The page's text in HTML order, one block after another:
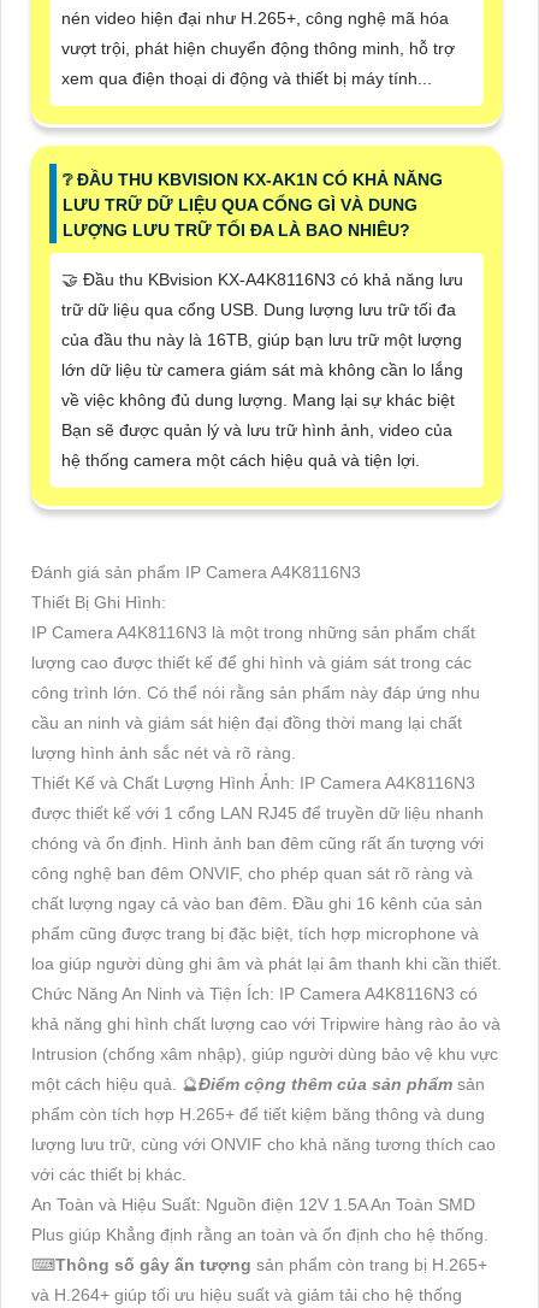
nén video hiện đại như H.265+, công nghệ mã hóa
vượt trội, phát hiện chuyển động thông minh, hỗ trợ
xem qua điện thoại di động và thiết bị máy tính...
❔ ĐẦU THU KBVISION KX-AK1N CÓ KHẢ NĂNG
LƯU TRỮ DỮ LIỆU QUA CỔNG GÌ VÀ DUNG
LƯỢNG LƯU TRỮ TỐI ĐA LÀ BAO NHIÊU?
🤝 Đầu thu KBvision KX-A4K8116N3 có khả năng lưu
trữ dữ liệu qua cổng USB. Dung lượng lưu trữ tối đa
của đầu thu này là 16TB, giúp bạn lưu trữ một lượng
lớn dữ liệu từ camera giám sát mà không cần lo lắng
về việc không đủ dung lượng. Mang lại sự khác biệt
Bạn sẽ được quản lý và lưu trữ hình ảnh, video của
hệ thống camera một cách hiệu quả và tiện lợi.
Đánh giá sản phẩm IP Camera A4K8116N3
Thiết Bị Ghi Hình:
IP Camera A4K8116N3 là một trong những sản phẩm chất
lượng cao được thiết kế để ghi hình và giám sát trong các
công trình lớn. Có thể nói rằng sản phẩm này đáp ứng nhu
cầu an ninh và giám sát hiện đại đồng thời mang lại chất
lượng hình ảnh sắc nét và rõ ràng.
Thiết Kế và Chất Lượng Hình Ảnh: IP Camera A4K8116N3
được thiết kế với 1 cổng LAN RJ45 để truyền dữ liệu nhanh
chóng và ổn định. Hình ảnh ban đêm cũng rất ấn tượng với
công nghệ ban đêm ONVIF, cho phép quan sát rõ ràng và
chất lượng ngay cả vào ban đêm. Đầu ghi 16 kênh của sản
phẩm cũng được trang bị đặc biệt, tích hợp microphone và
loa giúp người dùng ghi âm và phát lại âm thanh khi cần thiết.
Chức Năng An Ninh và Tiện Ích: IP Camera A4K8116N3 có
khả năng ghi hình chất lượng cao với Tripwire hàng rào ảo và
Intrusion (chống xâm nhập), giúp người dùng bảo vệ khu vực
một cách hiệu quả. 🔮Điểm cộng thêm của sản phẩm sản
phẩm còn tích hợp H.265+ để tiết kiệm băng thông và dung
lượng lưu trữ, cùng với ONVIF cho khả năng tương thích cao
với các thiết bị khác.
An Toàn và Hiệu Suất: Nguồn điện 12V 1.5A An Toàn SMD
Plus giúp Khẳng định rằng an toàn và ổn định cho hệ thống.
⌨Thông số gây ấn tượng sản phẩm còn trang bị H.265+
và H.264+ giúp tối ưu hiệu suất và giảm tải cho hệ thống